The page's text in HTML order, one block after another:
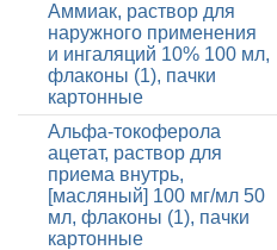
Аммиак, раствор для
наружного применения
и ингаляций 10% 100 мл,
флаконы (1), пачки
картонные
Альфа-токоферола
ацетат, раствор для
приема внутрь,
[масляный] 100 мг/мл 50
мл, флаконы (1), пачки
картонные